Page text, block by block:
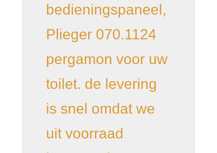
bedieningspaneel,
Plieger 070.1124
pergamon voor uw
toilet. de levering
is snel omdat we
uit voorraad